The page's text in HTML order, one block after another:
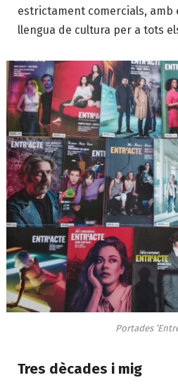
estrictament comercials, amb
llengua de cultura per a tots
Portades
Tres dècades i mig